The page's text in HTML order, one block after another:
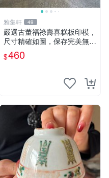
雅集軒 49
嚴選古董福祿壽喜糕板印模，
尺寸精確如圖，保存完美無瑕
福祿 寬度 高度
$460